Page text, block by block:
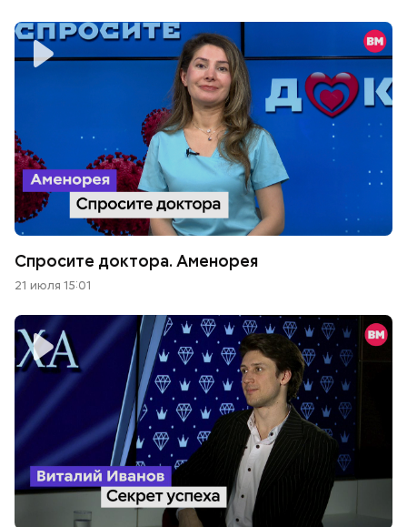
Спросите доктора. Аменорея
21 июля 15:01